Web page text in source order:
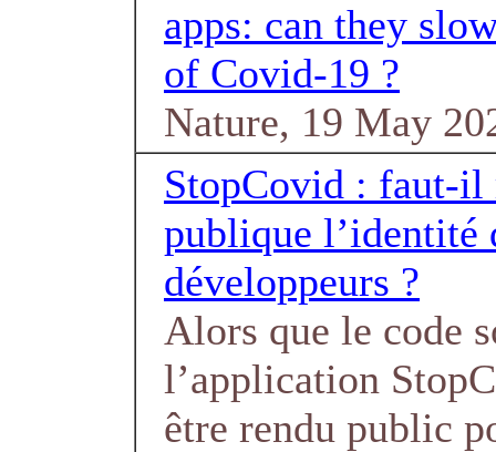
apps: can they
of Covid-19 ?
Nature, 19 May
StopCovid : faut-il
publique l’identité
développeurs ?
Alors que le code
l’application
être rendu public